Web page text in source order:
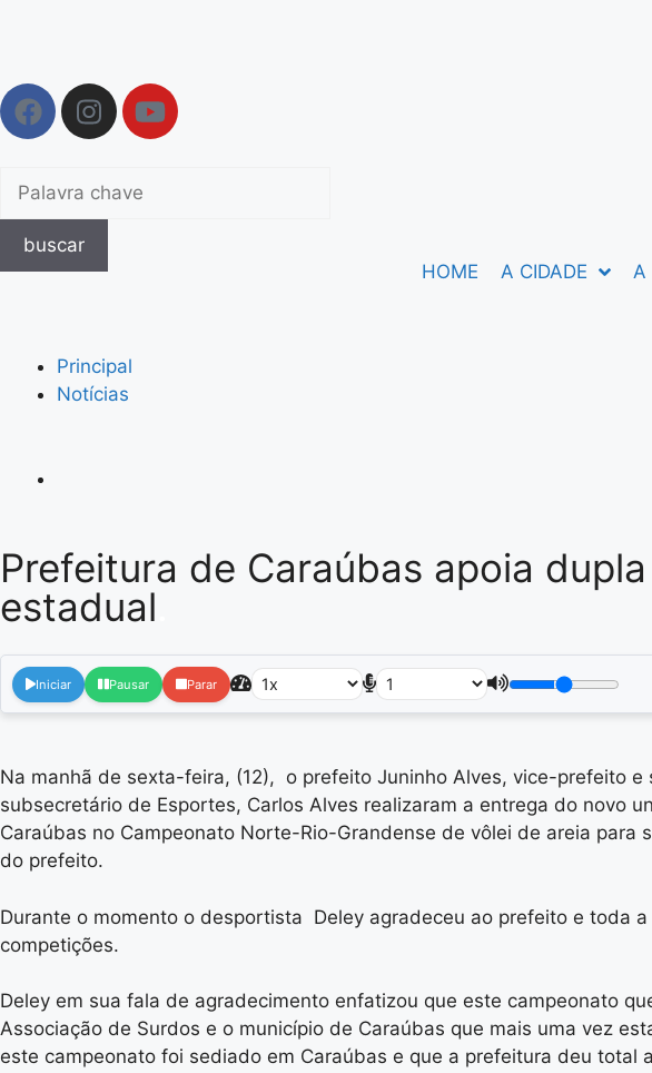
buscar
HOME
A CIDADE A
Principal
Notícias
Prefeitura de Caraúbas apoia
estadual
Iniciar Pausar Parar
Na manhã de sexta-feira, (12), o prefeito Juninho Alves, vice-prefeito
subsecretário de Esportes, Carlos Alves realizaram a entrega do novo
Caraúbas no Campeonato Norte-Rio-Grandense de vôlei de areia
do prefeito.
Durante o momento o desportista Deley agradeceu ao prefeito e toda
competições.
Deley em sua fala de agradecimento enfatizou que este campeonato
Associação de Surdos e o município de Caraúbas que mais uma vez
este campeonato foi sediado em Caraúbas e que a prefeitura deu